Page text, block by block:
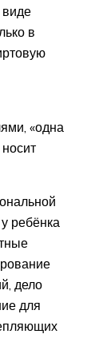
в
«одна
ребёнка
дело
для